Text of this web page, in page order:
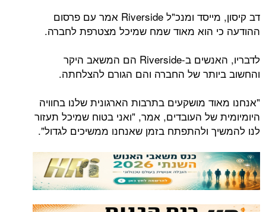
דב קיסון, מייסד ומנכ"ל Riverside אמר עם פרסום
ההודעה כי הוא מאוד שמח שמיכל מצטרפת לחברה.
לדבריו, האנשים ב-Riverside הם המשאב היקר
והחשוב ביותר של החברה והם הגורם להצלחתה.
"אנחנו מאוד מושקעים בתרבות הארגונית שלנו בחוויה
היומיומית של העובדים, אמר, "ואני בטוח שמיכל תעזור
לנו להמשיך ולהתפתח בזמן שאנחנו ממשיכים לגדול".